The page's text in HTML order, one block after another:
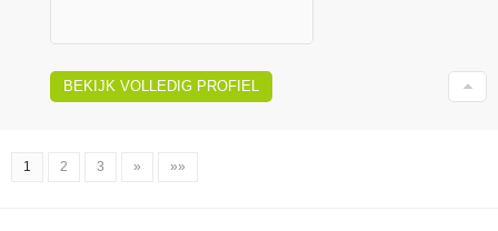
BEKIJK VOLLEDIG PROFIEL
1 2 3 » »»